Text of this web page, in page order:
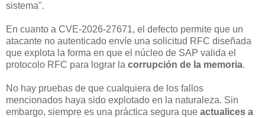
sistema".
En cuanto a CVE-2026-27671, el defecto permite que un
atacante no autenticado envíe una solicitud RFC diseñada
que explota la forma en que el núcleo de SAP valida el
protocolo RFC para lograr la corrupción de la memoria.
No hay pruebas de que cualquiera de los fallos
mencionados haya sido explotado en la naturaleza. Sin
embargo, siempre es una práctica segura que actualices a